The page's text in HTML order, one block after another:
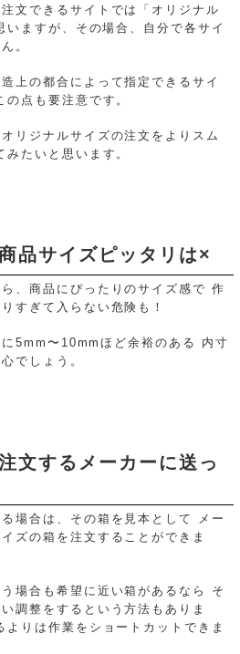
文できるサイトでは「オリジナル
いますが、その場合、自分で各サイ
。
上の都合によって指定できるサイ
点も要注意です。
リジナルサイズの注文をよりスム
たいと思います。
品サイズピッタリは×
、商品にぴったりのサイズ感で 作
すぎて入らない危険も！
5mm〜10mmほど余裕のある
内寸
でしょう。
文するメーカーに送っ
場合は、その箱を見本として
メー
ズの箱を注文することができま
場合も希望に近い箱があるなら
そ
調整をするという方法もありま
よりは作業をショートカットできま